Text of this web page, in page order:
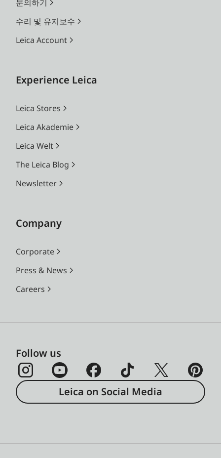
문의하기
수리 및 유지보수
Leica Account
Experience Leica
Leica Stores
Leica Akademie
Leica Welt
The Leica Blog
Newsletter
Company
Corporate
Press & News
Careers
Follow us
Leica on Social Media